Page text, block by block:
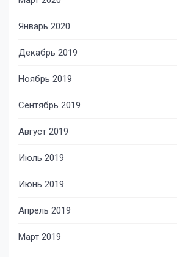
Январь 2020
Декабрь 2019
Ноябрь 2019
Сентябрь 2019
Август 2019
Июль 2019
Июнь 2019
Апрель 2019
Март 2019